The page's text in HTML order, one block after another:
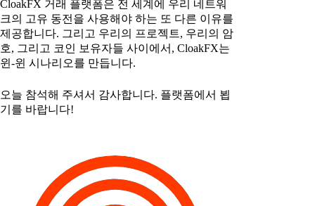
CloakFX 거래 플랫폼은 전 세계에 우리 네트워
크의 고유 동전을 사용해야 하는 또 다른 이유를
제공합니다. 그리고 우리의 프로젝트, 우리의 암
호, 그리고 코인 보유자들 사이에서, CloakFX는
윈-윈 시나리오를 만듭니다.
오늘 참석해 주셔서 감사합니다. 플랫폼에서 뵙
기를 바랍니다!